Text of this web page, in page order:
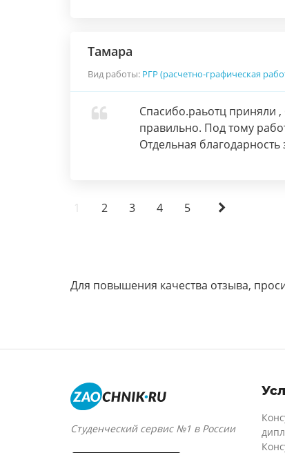
Тамара
Вид работы: РГР (расчетно-графическая
Спасибо.раьотц
правильно. Под тому
Отдельная благодарность
1 2 3 4 5
Для повышения качества отзыва,
Студенческий сервис №1 в России